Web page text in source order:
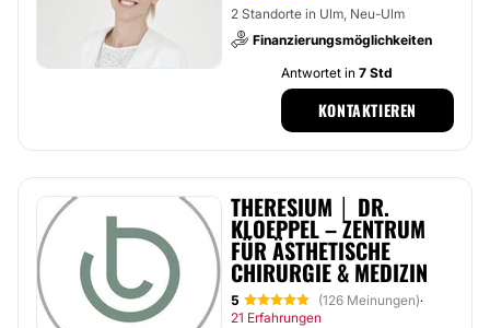
2 Standorte in Ulm, Neu-Ulm
Finanzierungsmöglichkeiten
Antwortet in 7 Std
KONTAKTIEREN
THERESIUM │ DR.
KLOEPPEL – ZENTRUM
FÜR ÄSTHETISCHE
CHIRURGIE & MEDIZIN
5 (126 Meinungen)·
21 Erfahrungen